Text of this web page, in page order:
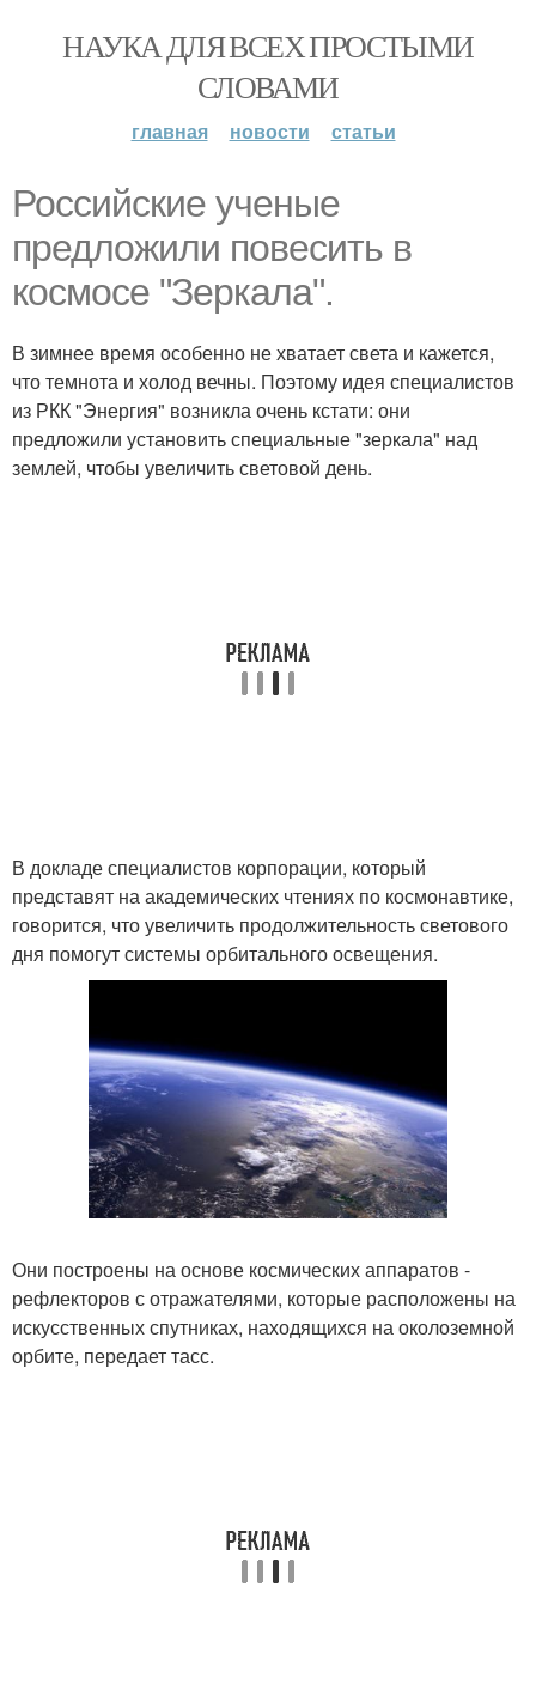
НАУКА ДЛЯ ВСЕХ ПРОСТЫМИ
СЛОВАМИ
главная новости статьи
Российские ученые
предложили повесить в
космосе "Зеркала".
В зимнее время особенно не хватает света и кажется,
что темнота и холод вечны. Поэтому идея специалистов
из РКК "Энергия" возникла очень кстати: они
предложили установить специальные "зеркала" над
землей, чтобы увеличить световой день.
В докладе специалистов корпорации, который
представят на академических чтениях по космонавтике,
говорится, что увеличить продолжительность светового
дня помогут системы орбитального освещения.
Они построены на основе космических аппаратов -
рефлекторов с отражателями, которые расположены на
искусственных спутниках, находящихся на околоземной
орбите, передает тасс.